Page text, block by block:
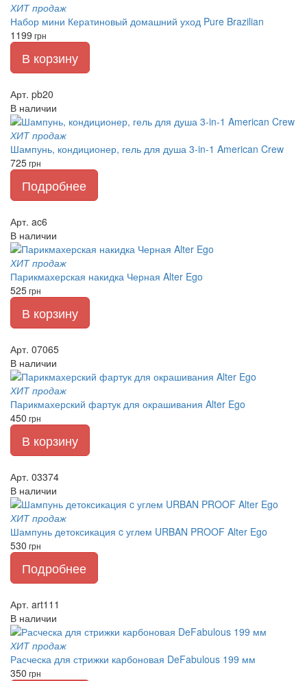
ХИТ продаж
Набор мини Кератиновый домашний уход Pure Brazilian
1199 грн
В корзину
Арт. pb20
В наличии
ХИТ продаж
Шампунь, кондиционер, гель для душа 3-in-1 American Crew
725грн
Подробнее
Арт. ac6
В наличии
ХИТ продаж
Парикмахерская накидка Черная Alter Ego
525грн
В корзину
Арт. 07065
В наличии
ХИТ продаж
Парикмахерский фартук для окрашивания Alter Ego
450 грн
В корзину
Арт. 03374
В наличии
ХИТ продаж
Шампунь детоксикация c углем URBAN PROOF Alter Ego
530 грн
Подробнее
Арт. art111
В наличии
ХИТ продаж
Расческа для стрижки карбоновая DeFabulous 199 мм
350 грн